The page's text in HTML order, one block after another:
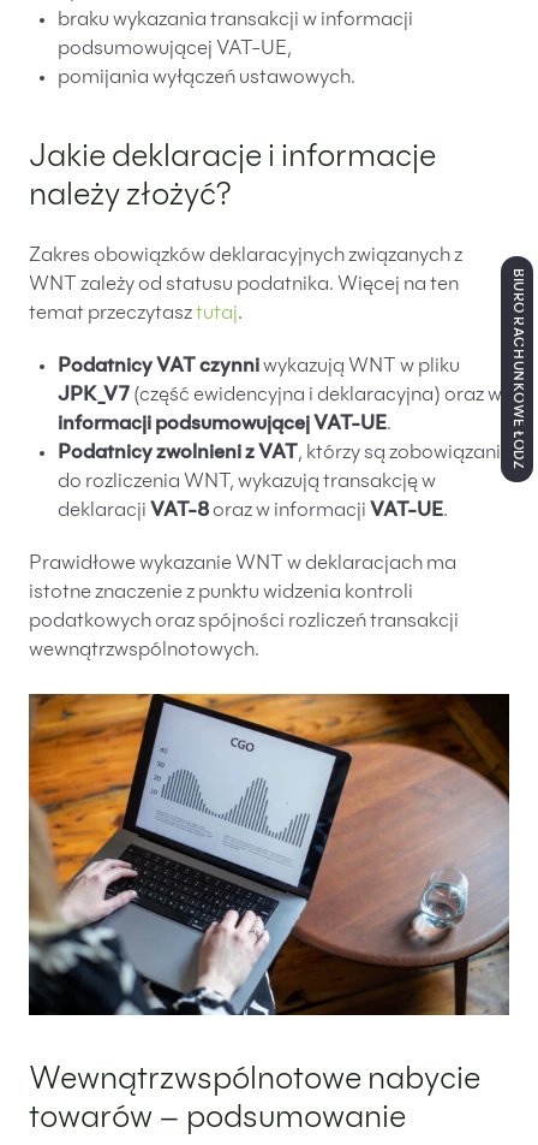
braku wykazania transakcji w informacji
podsumowującej VAT-UE,
pomijania wyłączeń ustawowych.
Jakie deklaracje i informacje
należy złożyć?
Zakres obowiązków deklaracyjnych związanych z
WNT zależy od statusu podatnika. Więcej na ten
temat przeczytasztutaj.
Podatnicy VAT czynniwykazują WNT w pliku
JPK_V7 (część ewidencyjna i deklaracyjna) oraz w
informacji podsumowującej VAT-UE.
Podatnicy zwolnieni z VAT , którzy są zobowiązani
do rozliczenia WNT, wykazują transakcję w
deklaracji VAT-8oraz w informacji VAT-UE.
Prawidłowe wykazanie WNT w deklaracjach ma
istotne znaczenie z punktu widzenia kontroli
podatkowych oraz spójności rozliczeń transakcji
wewnątrzwspólnotowych.
Wewnątrzwspólnotowe nabycie
towarów – podsumowanie
BIURO RACHUNKOWE ŁÓDŹ